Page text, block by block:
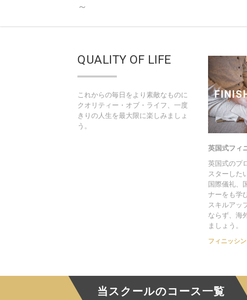
～
QUALITY OF LIFE
これからの毎日をより素敵なものに
クオリティー・オブ・ライフ、一度
きりの人生を最大限に楽しみましょ
う。
英国式フィ
英国式のプ
スターした
国際儀礼、
ナーをも学
スキルアッ
ならず、海
ましょう。
フィニッシ
当スクールのコース一覧